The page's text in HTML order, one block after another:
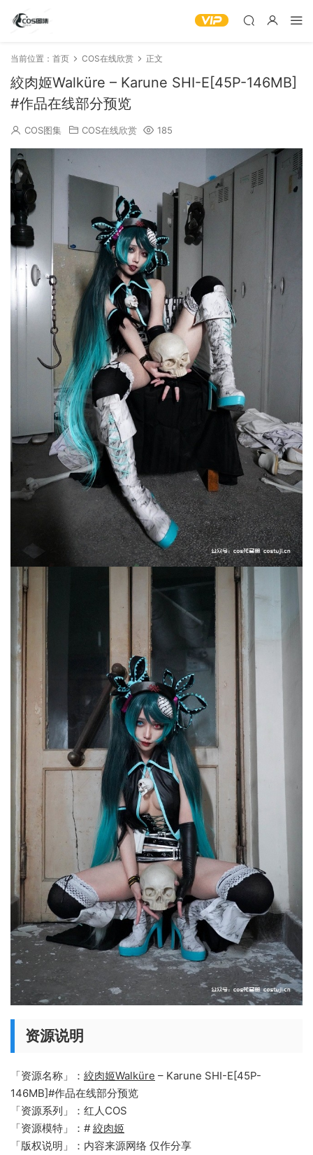
当前位置： 首页 COS在线欣赏 正文
絞肉姬Walküre – Karune SHI-E[45P-146MB]
#作品在线部分预览
COS图集 COS在线欣赏 185
资源说明
「资源名称」： 絞肉姬Walküre – Karune SHI-E[45P-
146MB]#作品在线部分预览
「资源系列」：红人COS
「资源模特」：# 絞肉姬
「版权说明」：内容来源网络 仅作分享